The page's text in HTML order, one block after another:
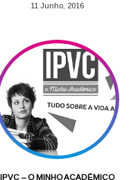
11 Junho, 2016
IPVC – O MINHO ACADÉMICO